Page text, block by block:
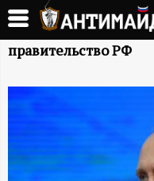
Перейти
основному
А
Н
Т
И
правительство РФ